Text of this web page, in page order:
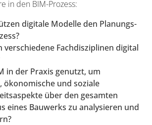
in den BIM-Prozess:
digitale Modelle den Planungs-
verschiedene Fachdisziplinen digital
in der Praxis genutzt, um
ökonomische und soziale
über den gesamten
eines Bauwerks zu analysieren und